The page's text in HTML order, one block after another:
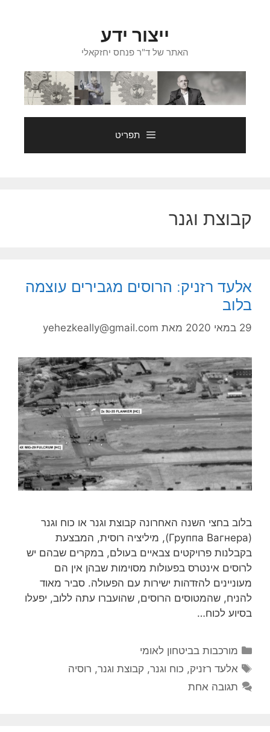
ייצור ידע
האתר של ד"ר פנחס יחזקאלי
תפריט
קבוצת וגנר
אלעד רזניק: הרוסים מגבירים עוצמה
בלוב
29 במאי 2020 מאת yehezkeally@gmail.com
בלוב בחצי השנה האחרונה קבוצת וגנר או כוח וגנר
(Группа Вагнера), מיליציה רוסית, המבצעת
בקבלנות פרויקטים צבאיים בעולם, במקרים שבהם יש
לרוסים אינטרס בפעולות מסוימות שבהן אין הם
מעוניינים להזדהות ישירות עם הפעולה. סביר מאוד
להניח, שהמטוסים הרוסים, שהועברו עתה ללוב, יפעלו
בסיוע לכוח…
קטגוריות
מורכבות בביטחון לאומי
תגיות
אלעד רזניק, כוח וגנר, קבוצת וגנר, רוסיה
תגובה אחת